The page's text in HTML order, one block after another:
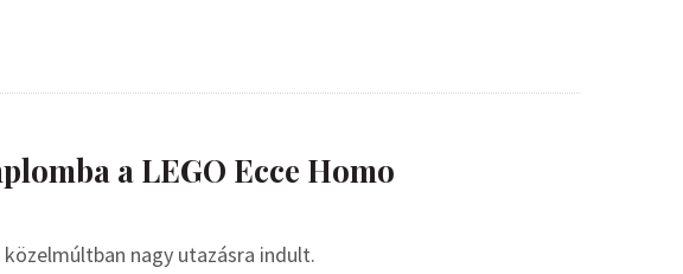
a LEGO Ecce Homo
nagy utazásra indult.